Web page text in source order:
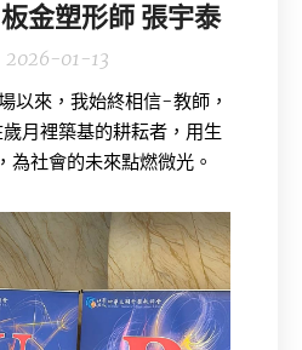
金塑形師 張宇泰
2026-01-13
以來，我始終相信-教師，
月裡築基的耕耘者，用生
為社會的未來點燃微光。